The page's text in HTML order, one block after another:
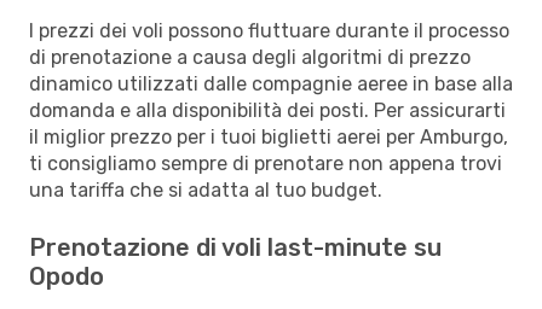
I prezzi dei voli possono fluttuare durante il processo
di prenotazione a causa degli algoritmi di prezzo
dinamico utilizzati dalle compagnie aeree in base alla
domanda e alla disponibilità dei posti. Per assicurarti
il miglior prezzo per i tuoi biglietti aerei per Amburgo,
ti consigliamo sempre di prenotare non appena trovi
una tariffa che si adatta al tuo budget.
Prenotazione di voli last-minute su
Opodo